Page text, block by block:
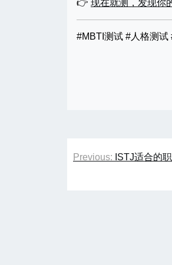
👉 现在就测，发现你
#MBTI测试 #人格测试
文
Previous: ISTJ适合的